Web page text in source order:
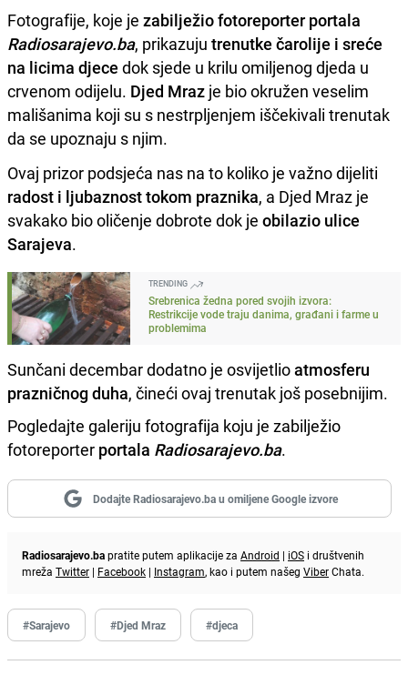
Fotografije, koje je zabilježio fotoreporter portala
Radiosarajevo.ba, prikazuju trenutke čarolije i sreće
na licima djece dok sjede u krilu omiljenog djeda u
crvenom odijelu. Djed Mraz je bio okružen veselim
mališanima koji su s nestrpljenjem iščekivali trenutak
da se upoznaju s njim.
Ovaj prizor podsjeća nas na to koliko je važno dijeliti
radost i ljubaznost tokom praznika, a Djed Mraz je
svakako bio oličenje dobrote dok je obilazio ulice
Sarajeva.
TRENDING
Srebrenica žedna pored svojih izvora:
Restrikcije vode traju danima, građani i farme u
problemima
Sunčani decembar dodatno je osvijetlioatmosferu
prazničnog duha, čineći ovaj trenutak još posebnijim.
Pogledajte galeriju fotografija koju je zabilježio
fotoreporter portala Radiosarajevo.ba.
Dodajte Radiosarajevo.ba u omiljene Google izvore
Radiosarajevo.bapratite putem aplikacije za Android | iOS i društvenih
mreža Twitter | Facebook | Instagram, kao i putem našeg ViberChata.
#Sarajevo #Djed Mraz #djeca